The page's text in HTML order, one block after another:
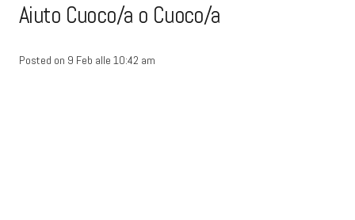
Aiuto Cuoco/a o Cuoco/a
Posted on 9 Feb alle 10:42 am